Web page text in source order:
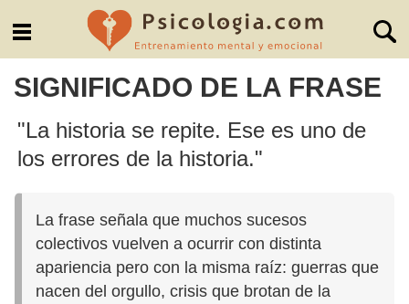
SIGNIFICADO DE LA FRASE
"La historia se repite. Ese es uno de
los errores de la historia."
La frase señala que muchos sucesos
colectivos vuelven a ocurrir con distinta
apariencia pero con la misma raíz: guerras que
nacen del orgullo, crisis que brotan de la